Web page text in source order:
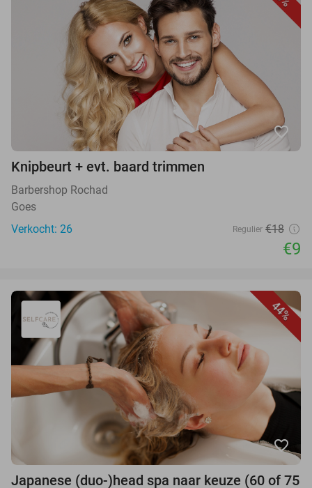
favorite_border
Knipbeurt + evt. baard trimmen
Barbershop Rochad
Goes
Verkocht: 26
Regulier €18
€9
44%
favorite_border
Japanese (duo-)head spa naar keuze (60 of 75